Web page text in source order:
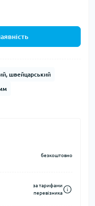
швейцарський
безкоштовно
за тарифами
перевізника